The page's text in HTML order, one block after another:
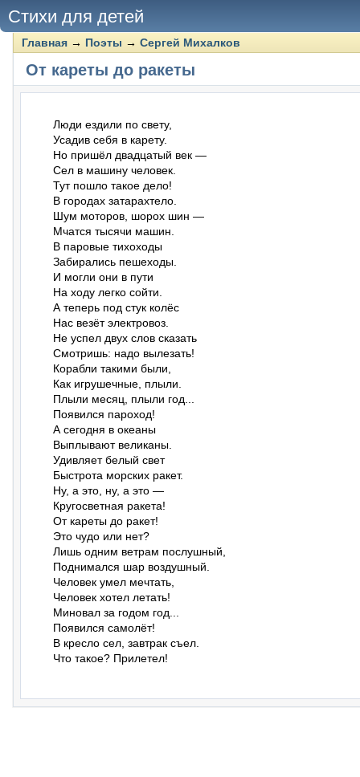
Стихи для детей
Главная → Поэты → Сергей Михалков
От кареты до ракеты
Люди ездили по свету,
Усадив себя в карету.
Но пришёл двадцатый век —
Сел в машину человек.
Тут пошло такое дело!
В городах затарахтело.
Шум моторов, шорох шин —
Мчатся тысячи машин.
В паровые тихоходы
Забирались пешеходы.
И могли они в пути
На ходу легко сойти.
А теперь под стук колёс
Нас везёт электровоз.
Не успел двух слов сказать
Смотришь: надо вылезать!
Корабли такими были,
Как игрушечные, плыли.
Плыли месяц, плыли год...
Появился пароход!
А сегодня в океаны
Выплывают великаны.
Удивляет белый свет
Быстрота морских ракет.
Ну, а это, ну, а это —
Кругосветная ракета!
От кареты до ракет!
Это чудо или нет?
Лишь одним ветрам послушный,
Поднимался шар воздушный.
Человек умел мечтать,
Человек хотел летать!
Миновал за годом год...
Появился самолёт!
В кресло сел, завтрак съел.
Что такое? Прилетел!